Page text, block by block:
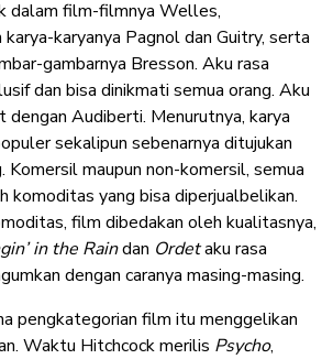
dalam film-filmnya Welles,
karyanya Pagnol dan Guitry, serta
gambarnya Bresson. Aku rasa
dan bisa dinikmati semua orang. Aku
dengan Audiberti. Menurutnya, karya
sekalipun sebenarnya ditujukan
Komersil maupun non-komersil, semua
komoditas yang bisa diperjualbelikan.
film dibedakan oleh kualitasnya,
in the Raindan Ordetaku rasa
dengan caranya masing-masing.
pengkategorian film itu menggelikan
Waktu Hitchcock merilis Psycho,